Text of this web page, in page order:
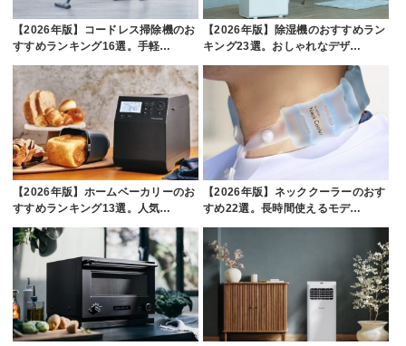
【2026年版】コードレス掃除機のお
すすめランキング16選。手軽…
【2026年版】除湿機のおすすめラン
キング23選。おしゃれなデザ…
【2026年版】ホームベーカリーのお
すすめランキング13選。人気…
【2026年版】ネッククーラーのおす
すめ22選。長時間使えるモデ…